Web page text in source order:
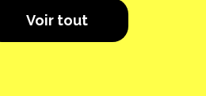
Voir tout